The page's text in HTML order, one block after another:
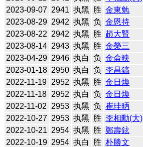
2023-09-07 2941 执黑 胜 金東勉
2023-08-29 2942 执黑 负 金恩持
2023-08-22 2942 执黑 胜 趙大賢
2023-08-14 2943 执黑 胜 金榮三
2023-04-29 2946 执白 负 金侖映
2023-01-18 2950 执白 负 李昌鎬
2022-11-19 2952 执黑 胜 金日煥
2022-11-18 2952 执白 负 金日煥
2022-11-02
2953 执黑 负 崔珪昞
2022-10-27 2953 执黑 胜 李相勳(大)
2022-10-21 2954 执黑 胜 鄭壽鉉
2022-10-19 2954 执白 胜 朴勝文